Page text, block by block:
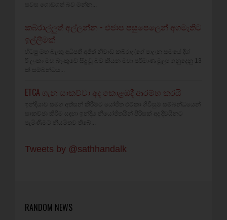
සවස ගොඩගත් බව මන්න...
කබ්රාල්ලුත් අල්ලන්න - එජාප පසුපෙලෙන් අගමැතිට
ඉල්ලීමක්
හිටපු මහ බැංකු අධිපති අජිත් නිවාඩ් කබ්රාල්ගේ පාලන සමයේ දීශ්‍
රී ලංකා මහ බැංකුවේ සිදු වූ බව කියන මහා පරිමාණ මූල්‍ය ගනුදෙනු 13
ක් සම්බන්ධය...
ETCA ගැන සාකච්චා අද කොළඹදී ආරම්භ කරයි
ඉන්දියාව සමග අත්සන් කිරීමට යෝජිත එට්කා ගිවිසුම සම්බන්ධයෙන්
සාකච්ඡා කිරීම සඳහා ඉන්දීය නියෝජිතයින් පිරිසක් අද දිවයිනට
පැමිණීමට නියමිතව තිබේ...
Tweets by @sathhandalk
RANDOM NEWS